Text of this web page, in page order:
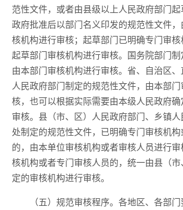
范性文件，或者由县级以上人民政府部门
政府批准后以部门名义印发的规范性文件
核机构进行审核；起草部门已明确专门审
起草部门审核机构进行审核。国务院部门制
由本部门审核机构进行审核。省、自治区
人民政府部门制定的规范性文件，由本部
核，也可以根据实际需要由本级人民政府
审核。县（市、区）人民政府部门、乡镇
处制定的规范性文件，已明确专门审核机
的，由本单位审核机构或者审核人员进行
核机构或者专门审核人员的，统一由县（
定的审核机构进行审核。
（五）规范审核程序。各地区、各部